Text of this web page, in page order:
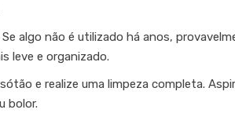
algo não é utilizado há anos,
leve e organizado.
e realize uma limpeza completa.
bolor.